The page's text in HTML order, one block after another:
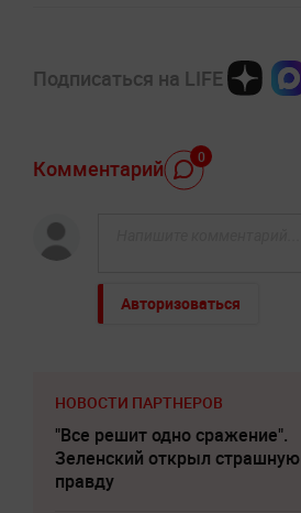
Подписаться на LIFE
Комментарий 0
Авторизоваться
НОВОСТИ ПАРТНЕРОВ
"Все решит одно сражение".
Зеленский открыл страшную
правду